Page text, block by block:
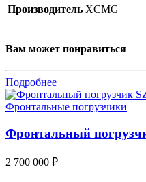
Производитель XCMG
Вам может понравиться
Подробнее
Фронтальные погрузчики
Фронтальный
2 700 000 ₽